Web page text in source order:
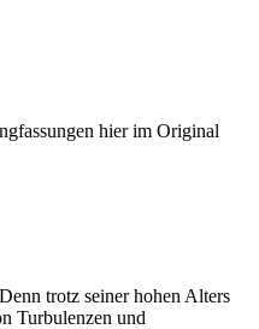
hierim Original
trotz seiner hohen Alters
Turbulenzen und